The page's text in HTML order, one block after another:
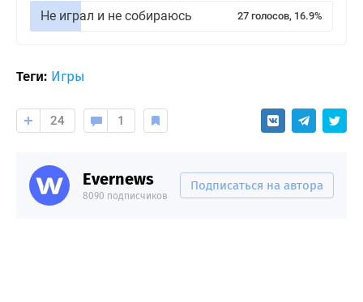
Не играл и не собираюсь 27 голосов, 16.9%
Теги: Игры
24 1
Evernews
8090 подписчиков
Подписаться на автора